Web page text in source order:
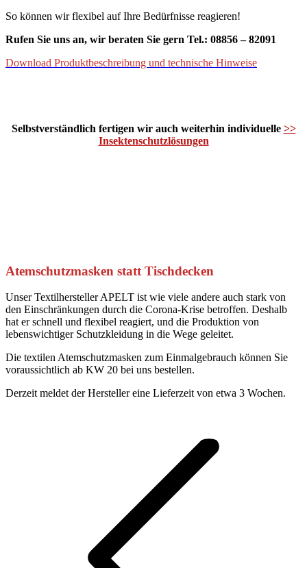
So können wir flexibel auf Ihre Bedürfnisse reagieren!
Rufen Sie uns an, wir beraten Sie gern Tel.: 08856 – 82091
Download Produktbeschreibung und technische Hinweise
Selbstverständlich fertigen wir auch weiterhin individuelle >>
Insektenschutzlösungen
Atemschutzmasken statt Tischdecken
Unser Textilhersteller APELT ist wie viele andere auch stark von
den Einschränkungen durch die Corona-Krise betroffen. Deshalb
hat er schnell und flexibel reagiert, und die Produktion von
lebenswichtiger Schutzkleidung in die Wege geleitet.
Die textilen Atemschutzmasken zum Einmalgebrauch können Sie
voraussichtlich ab KW 20 bei uns bestellen.
Derzeit meldet der Hersteller eine Lieferzeit von etwa 3 Wochen.